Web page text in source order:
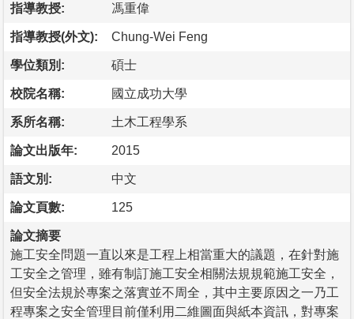
指導教授: 馮重偉
指導教授(外文): Chung-Wei Feng
學位類別: 碩士
校院名稱: 國立成功大學
系所名稱: 土木工程學系
論文出版年: 2015
語文別: 中文
論文頁數: 125
論文摘要
施工安全問題一直以來是工程上相當重大的議題，在針對施
工安全之管理，雖有制訂施工安全相關法規規範施工安全，
但安全法規於專案之落實並不周全，其中主要原因之一乃工
程專案之安全管理目前僅利用二維圖面與紙本資訊，對專案